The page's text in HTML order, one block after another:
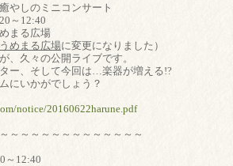
やしのミニコンサート
～12:40
まる広場
うめまる広場に変更になりました）
、久々の公開ライブです。
ー、そして今回は…楽器が増える!?
にいかがでしょう？
notice/20160622harune.pdf
～～～～～～～～～～～～～
～12:40